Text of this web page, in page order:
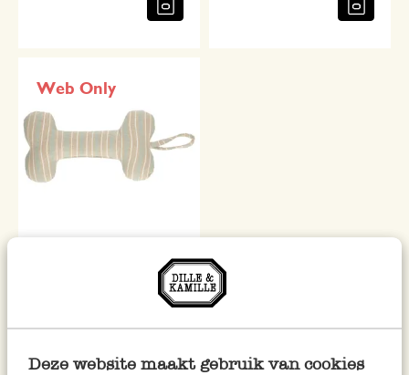
Deze website maakt gebruik van cookies
Web Only